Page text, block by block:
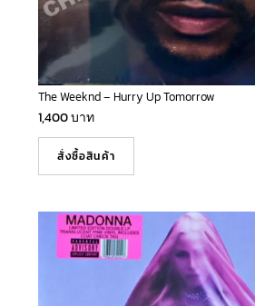
The Weeknd – Hurry Up Tomorrow
1,400บาท
สั่งซื้อสินค้า